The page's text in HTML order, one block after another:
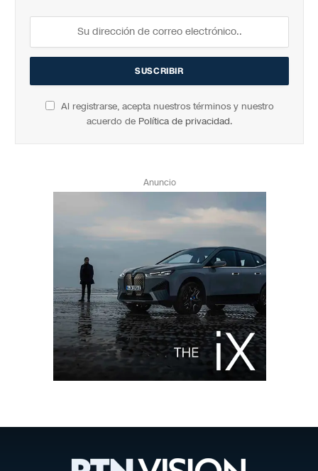
Al registrarse, acepta nuestros términos y nuestro
acuerdo de Política de privacidad.
Anuncio